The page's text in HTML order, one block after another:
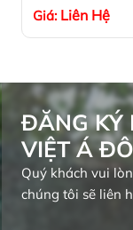
Giá: Liên Hệ
ĐĂNG KÝ
VIỆT Á
Quý khách vui
chúng tôi sẽ liên